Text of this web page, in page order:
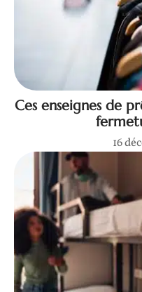
Ces enseignes de
16